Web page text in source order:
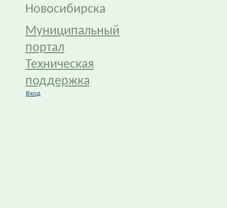
Новосибирска
Муниципальный
портал
Техническая
поддержка
Вход